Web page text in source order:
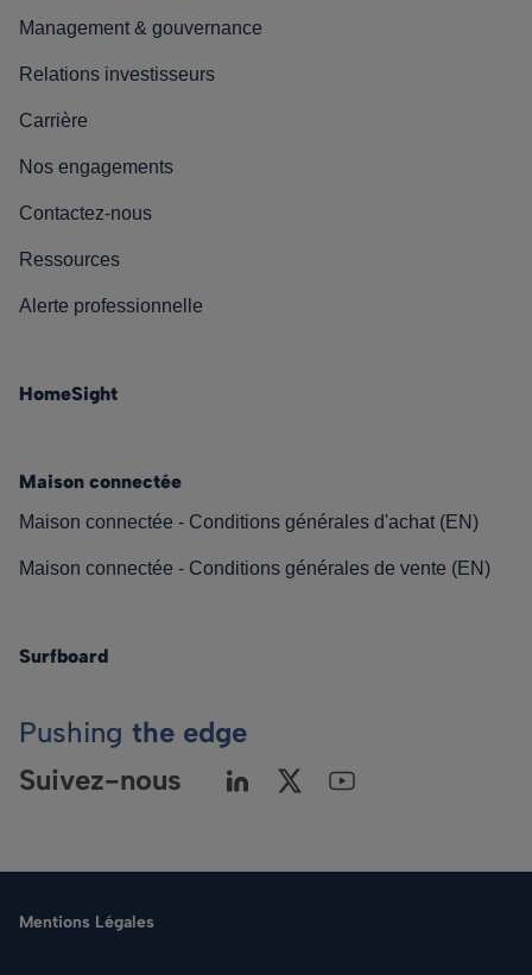
Management & gouvernance
Relations investisseurs
Carrière
Nos engagements
Contactez-nous
Ressources
Alerte professionnelle
HomeSight
Maison connectée
Maison connectée - Conditions générales d'achat (EN)
Maison connectée - Conditions générales de vente (EN)
Surfboard
Pushing the edge
Suivez-nous
Mentions Légales